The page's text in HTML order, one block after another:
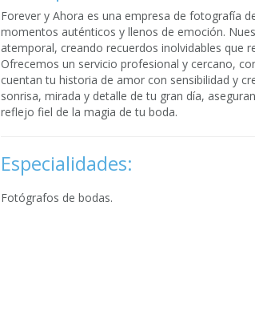
Forever y Ahora es una empresa de fotografía
momentos auténticos y llenos de emoción.
atemporal, creando recuerdos inolvidables que
Ofrecemos un servicio profesional y cercano,
cuentan tu historia de amor con sensibilidad y
sonrisa, mirada y detalle de tu gran día,
reflejo fiel de la magia de tu boda.
Especialidades:
Fotógrafos de bodas.